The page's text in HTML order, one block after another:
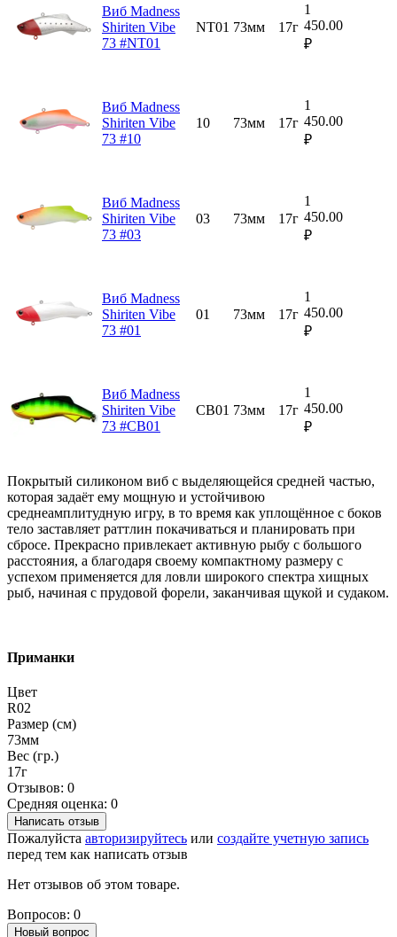
Виб Madness
Shiriten Vibe
73 #NT01
NT01 73мм 17г
1
450.00
₽
Виб Madness
Shiriten Vibe
73 #10
10 73мм 17г
1
450.00
₽
Виб Madness
Shiriten Vibe
73 #03
03 73мм 17г
1
450.00
₽
Виб Madness
Shiriten Vibe
73 #01
01 73мм 17г
1
450.00
₽
Виб Madness
Shiriten Vibe
73 #CB01
CB01 73мм 17г
1
450.00
₽
Покрытый силиконом виб с выделяющейся средней частью,
которая задаёт ему мощную и устойчивою
среднеамплитудную игру, в то время как уплощённое с боков
тело заставляет раттлин покачиваться и планировать при
сбросе. Прекрасно привлекает активную рыбу с большого
расстояния, а благодаря своему компактному размеру с
успехом применяется для ловли широкого спектра хищных
рыб, начиная с прудовой форели, заканчивая щукой и судаком.
Приманки
Цвет
R02
Размер (см)
73мм
Вес (гр.)
17г
Отзывов: 0
Средняя оценка: 0
Написать отзыв
Пожалуйста авторизируйтесь или создайте учетную запись
перед тем как написать отзыв
Нет отзывов об этом товаре.
Вопросов: 0
Новый вопрос